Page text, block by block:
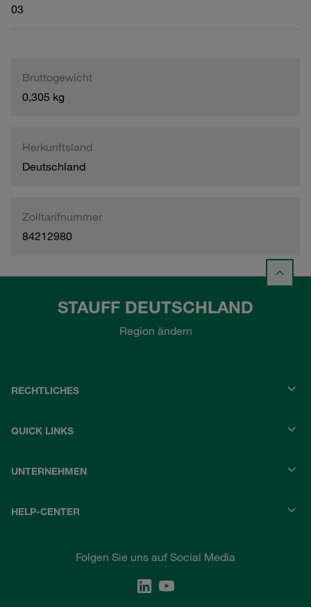
03
Bruttogewicht
0,305 kg
Herkunftsland
Deutschland
Zolltarifnummer
84212980
STAUFF DEUTSCHLAND
Region ändern
RECHTLICHES
QUICK LINKS
UNTERNEHMEN
HELP-CENTER
Folgen Sie uns auf Social Media